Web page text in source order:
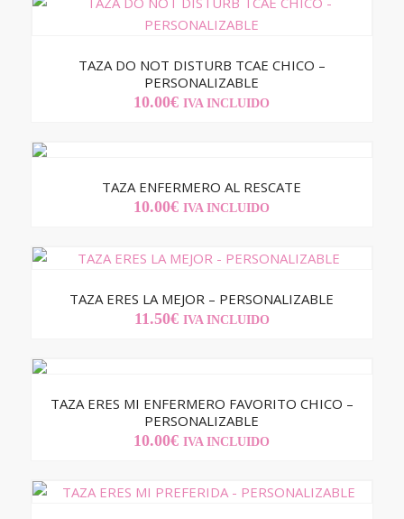
TAZA DO NOT DISTURB TCAE CHICO –
PERSONALIZABLE
10.00€ IVA INCLUIDO
TAZA ENFERMERO AL RESCATE
10.00€ IVA INCLUIDO
TAZA ERES LA MEJOR – PERSONALIZABLE
11.50€ IVA INCLUIDO
TAZA ERES MI ENFERMERO FAVORITO CHICO –
PERSONALIZABLE
10.00€ IVA INCLUIDO